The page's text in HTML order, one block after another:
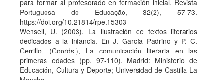
para formar al profesorado en formación inicial. Revista
Portuguesa de Educação, 32(2), 57-73.
https://doi.org/10.21814/rpe.15303
Wensell, U. (2003). La ilustración de textos literarios
dedicados a la infancia. En J. García Padrino y P. C.
Cerrillo, (Coords.), La comunicación literaria en las
primeras edades (pp. 97-110). Madrid: Ministerio de
Educación, Cultura y Deporte; Universidad de Castilla-La